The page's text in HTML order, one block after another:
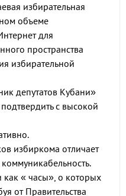
избирательная
объеме
для
пространства
избирательной
депутатов Кубани»
подтвердить с высокой
избиркома отличает
« часы», о которых
от Правительства